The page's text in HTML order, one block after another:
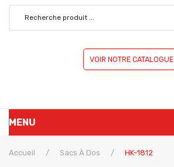
VOIR NOTRE CATALOGUE
MENU
ACCUEIL
Accueil / Sacs À Dos / HK-1812